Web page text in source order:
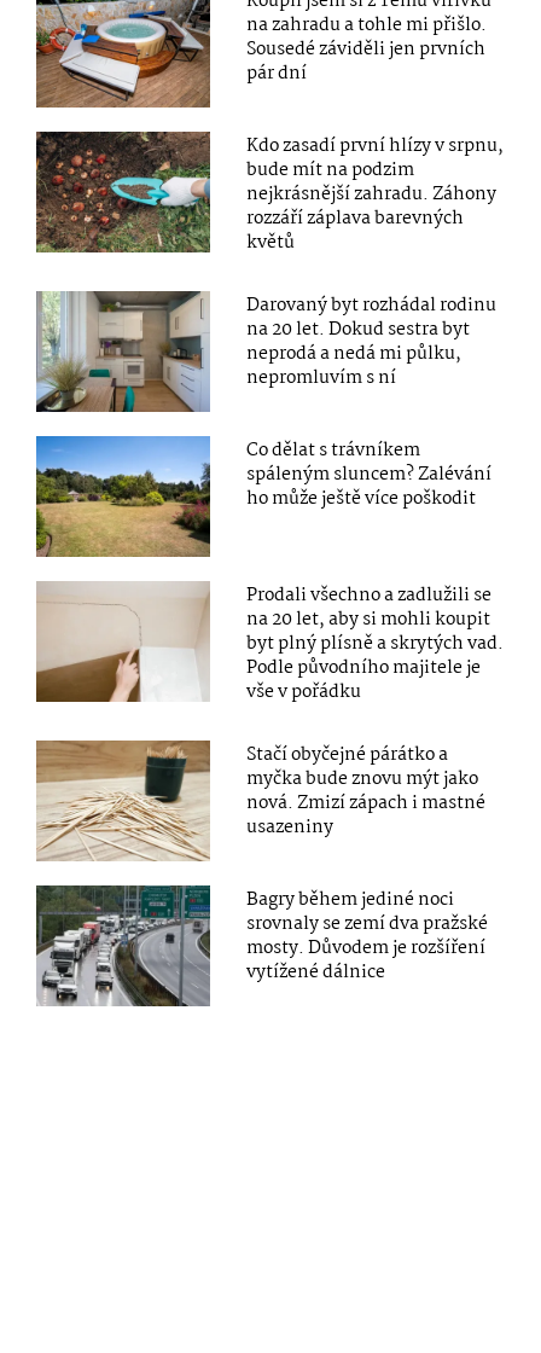
na zahradu a tohle mi přišlo.
Sousedé záviděli jen prvních
pár dní
Kdo zasadí první hlízy v srpnu,
bude mít na podzim
nejkrásnější zahradu. Záhony
rozzáří záplava barevných
květů
Darovaný byt rozhádal rodinu
na 20 let. Dokud sestra byt
neprodá a nedá mi půlku,
nepromluvím s ní
Co dělat s trávníkem
spáleným sluncem? Zalévání
ho může ještě více poškodit
Prodali všechno a zadlužili se
na 20 let, aby si mohli koupit
byt plný plísně a skrytých vad.
Podle původního majitele je
vše v pořádku
Stačí obyčejné párátko a
myčka bude znovu mýt jako
nová. Zmizí zápach i mastné
usazeniny
Bagry během jediné noci
srovnaly se zemí dva pražské
mosty. Důvodem je rozšíření
vytížené dálnice